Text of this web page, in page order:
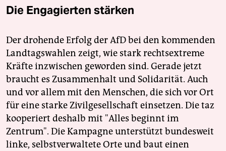
Die Engagierten stärken
Der drohende Erfolg der AfD bei den kommenden
Landtagswahlen zeigt, wie stark rechtsextreme
Kräfte inzwischen geworden sind. Gerade jetzt
braucht es Zusammenhalt und Solidarität. Auch
und vor allem mit den Menschen, die sich vor Ort
für eine starke Zivilgesellschaft einsetzen. Die taz
kooperiert deshalb mit "Alles beginnt im
Zentrum". Die Kampagne unterstützt bundesweit
linke, selbstverwaltete Orte und baut einen